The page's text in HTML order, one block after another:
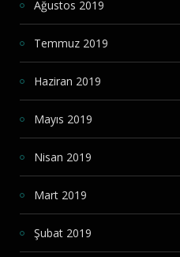
Ağustos 2019
Temmuz 2019
Haziran 2019
Mayıs 2019
Nisan 2019
Mart 2019
Şubat 2019